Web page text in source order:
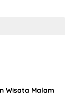
Wisata Malam